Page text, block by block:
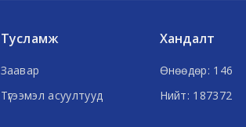
Тусламж
Заавар
Түгээмэл асуултууд
Хандалт
Өнөөдөр: 146
Нийт: 187372